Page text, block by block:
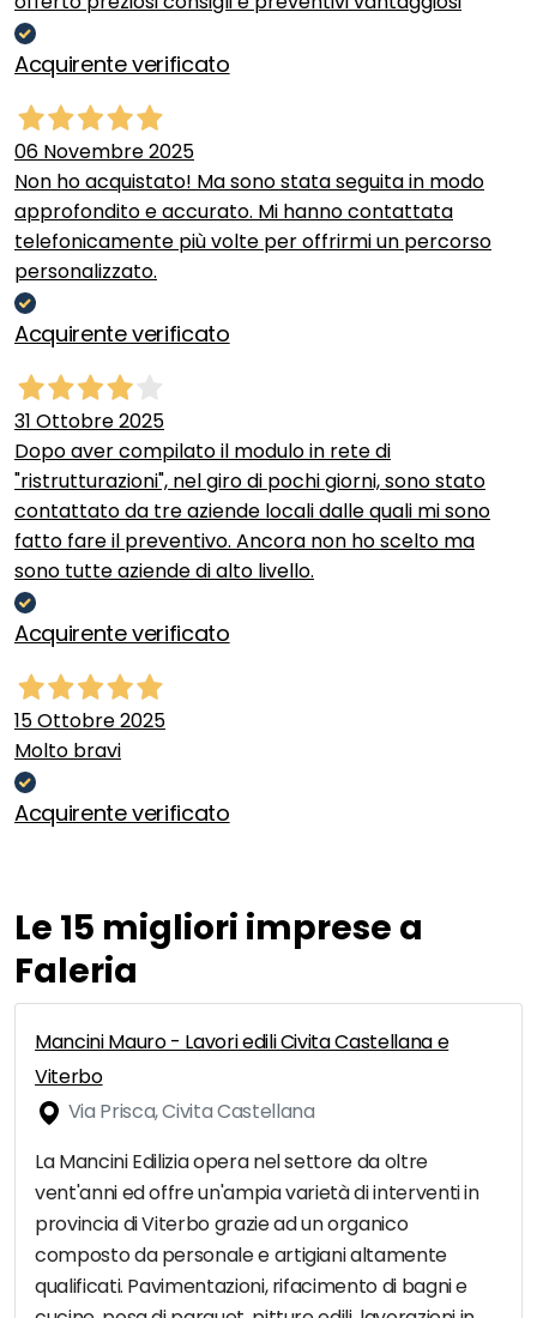
Acquirente verificato
06 Novembre 2025
Non ho acquistato! Ma sono stata seguita in modo
approfondito e accurato. Mi hanno contattata
telefonicamente più volte per offrirmi un percorso
personalizzato.
Acquirente verificato
31 Ottobre 2025
Dopo aver compilato il modulo in rete di
"ristrutturazioni", nel giro di pochi giorni, sono stato
contattato da tre aziende locali dalle quali mi sono
fatto fare il preventivo. Ancora non ho scelto ma
sono tutte aziende di alto livello.
Acquirente verificato
15 Ottobre 2025
Molto bravi
Acquirente verificato
Le 15 migliori imprese a
Faleria
Mancini Mauro - Lavori edili Civita Castellana e
Viterbo
Via Prisca, Civita Castellana
La Mancini Edilizia opera nel settore da oltre
vent'anni ed offre un'ampia varietà di interventi in
provincia di Viterbo grazie ad un organico
composto da personale e artigiani altamente
qualificati. Pavimentazioni, rifacimento di bagni e